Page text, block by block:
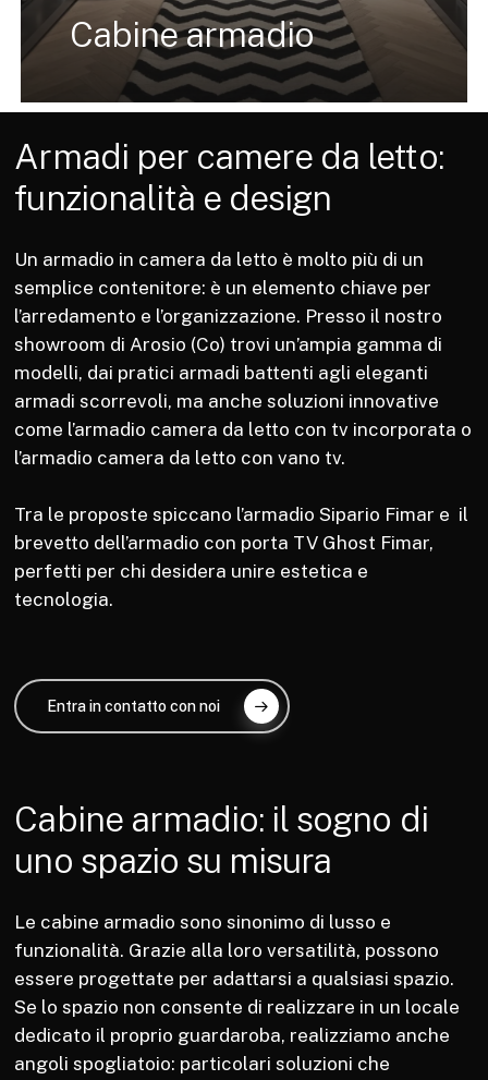
Cabine armadio
Armadi per camere da letto:
funzionalità e design
Un armadio in camera da letto è molto più di un
semplice contenitore: è un elemento chiave per
l’arredamento e l’organizzazione. Presso il nostro
showroom di Arosio (Co) trovi un’ampia gamma di
modelli, dai pratici armadi battenti agli eleganti
armadi scorrevoli, ma anche soluzioni innovative
come l’armadio camera da letto con tv incorporata o
l’armadio camera da letto con vano tv.
Tra le proposte spiccano l’armadio Sipario Fimar e il
brevetto dell’armadio con porta TV Ghost Fimar,
perfetti per chi desidera unire estetica e
tecnologia.
Entra in contatto con noi
Cabine armadio: il sogno di
uno spazio su misura
Le cabine armadio sono sinonimo di lusso e
funzionalità. Grazie alla loro versatilità, possono
essere progettate per adattarsi a qualsiasi spazio.
Se lo spazio non consente di realizzare in un locale
dedicato il proprio guardaroba, realizziamo anche
angoli spogliatoio: particolari soluzioni che